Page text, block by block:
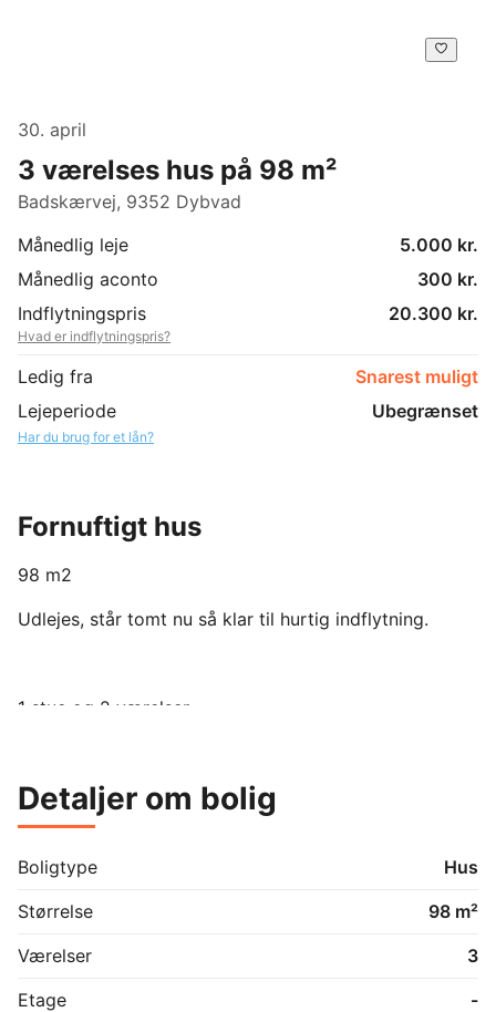
30. april
3 værelses hus på 98 m²
Badskærvej, 9352 Dybvad
Månedlig leje
5.000 kr.
Månedlig aconto
300 kr.
Indflytningspris
20.300 kr.
Hvad er indflytningspris?
Ledig fra
Snarest muligt
Lejeperiode
Ubegrænset
Har du brug for et lån?
Fornuftigt hus
98 m2
Udlejes, står tomt nu så klar til hurtig indflytning.
1 stue og 2 værelser
Kan laves et 3 værelse hvis det ønskes, men så bliver
stuen det mindre.
Der tilhøre en bilgarage
Fjernvarme
Detaljer om bolig
Boligtype
Hus
Størrelse
98 m²
Værelser
3
Etage
-